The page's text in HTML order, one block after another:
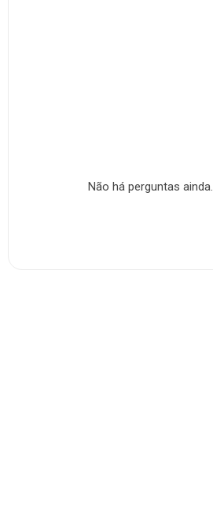
Não há perguntas ainda.